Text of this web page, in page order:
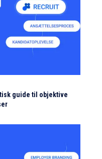
guide til objektive